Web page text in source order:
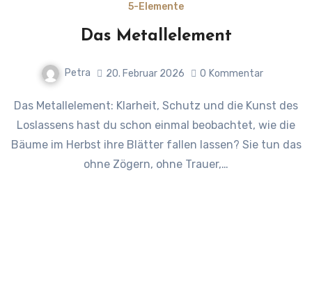
5-Elemente
Das Metallelement
Petra 20. Februar 2026 0 Kommentar
Das Metallelement: Klarheit, Schutz und die Kunst des
Loslassens hast du schon einmal beobachtet, wie die
Bäume im Herbst ihre Blätter fallen lassen? Sie tun das
ohne Zögern, ohne Trauer,…